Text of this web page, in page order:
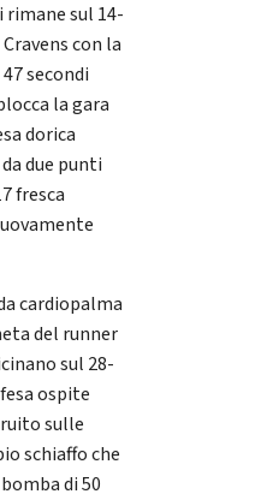
rimane sul 14-
con la
secondi
la gara
dorica
due punti
fresca
cardiopalma
del runner
sul 28-
ospite
sulle
schiaffo che
di 50